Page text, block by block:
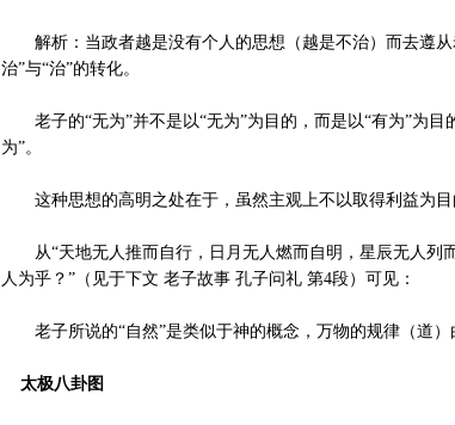
解析：当政者越是没有个人的思想（越是不治）而去遵从
治”与“治”的转化。
老子的“无为”并不是以“无为”为目的，而是以“有为”为目
为”。
这种思想的高明之处在于，虽然主观上不以取得利益为目
从“天地无人推而自行，日月无人燃而自明，星辰无人列
人为乎？”（见于下文 老子故事 孔子问礼 第4段）可见：
老子所说的“自然”是类似于神的概念，万物的规律（道）
太极八卦图